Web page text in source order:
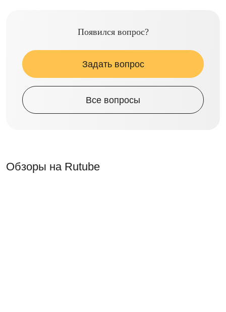
Появился вопрос?
Задать вопрос
Все вопросы
Обзоры на Rutube